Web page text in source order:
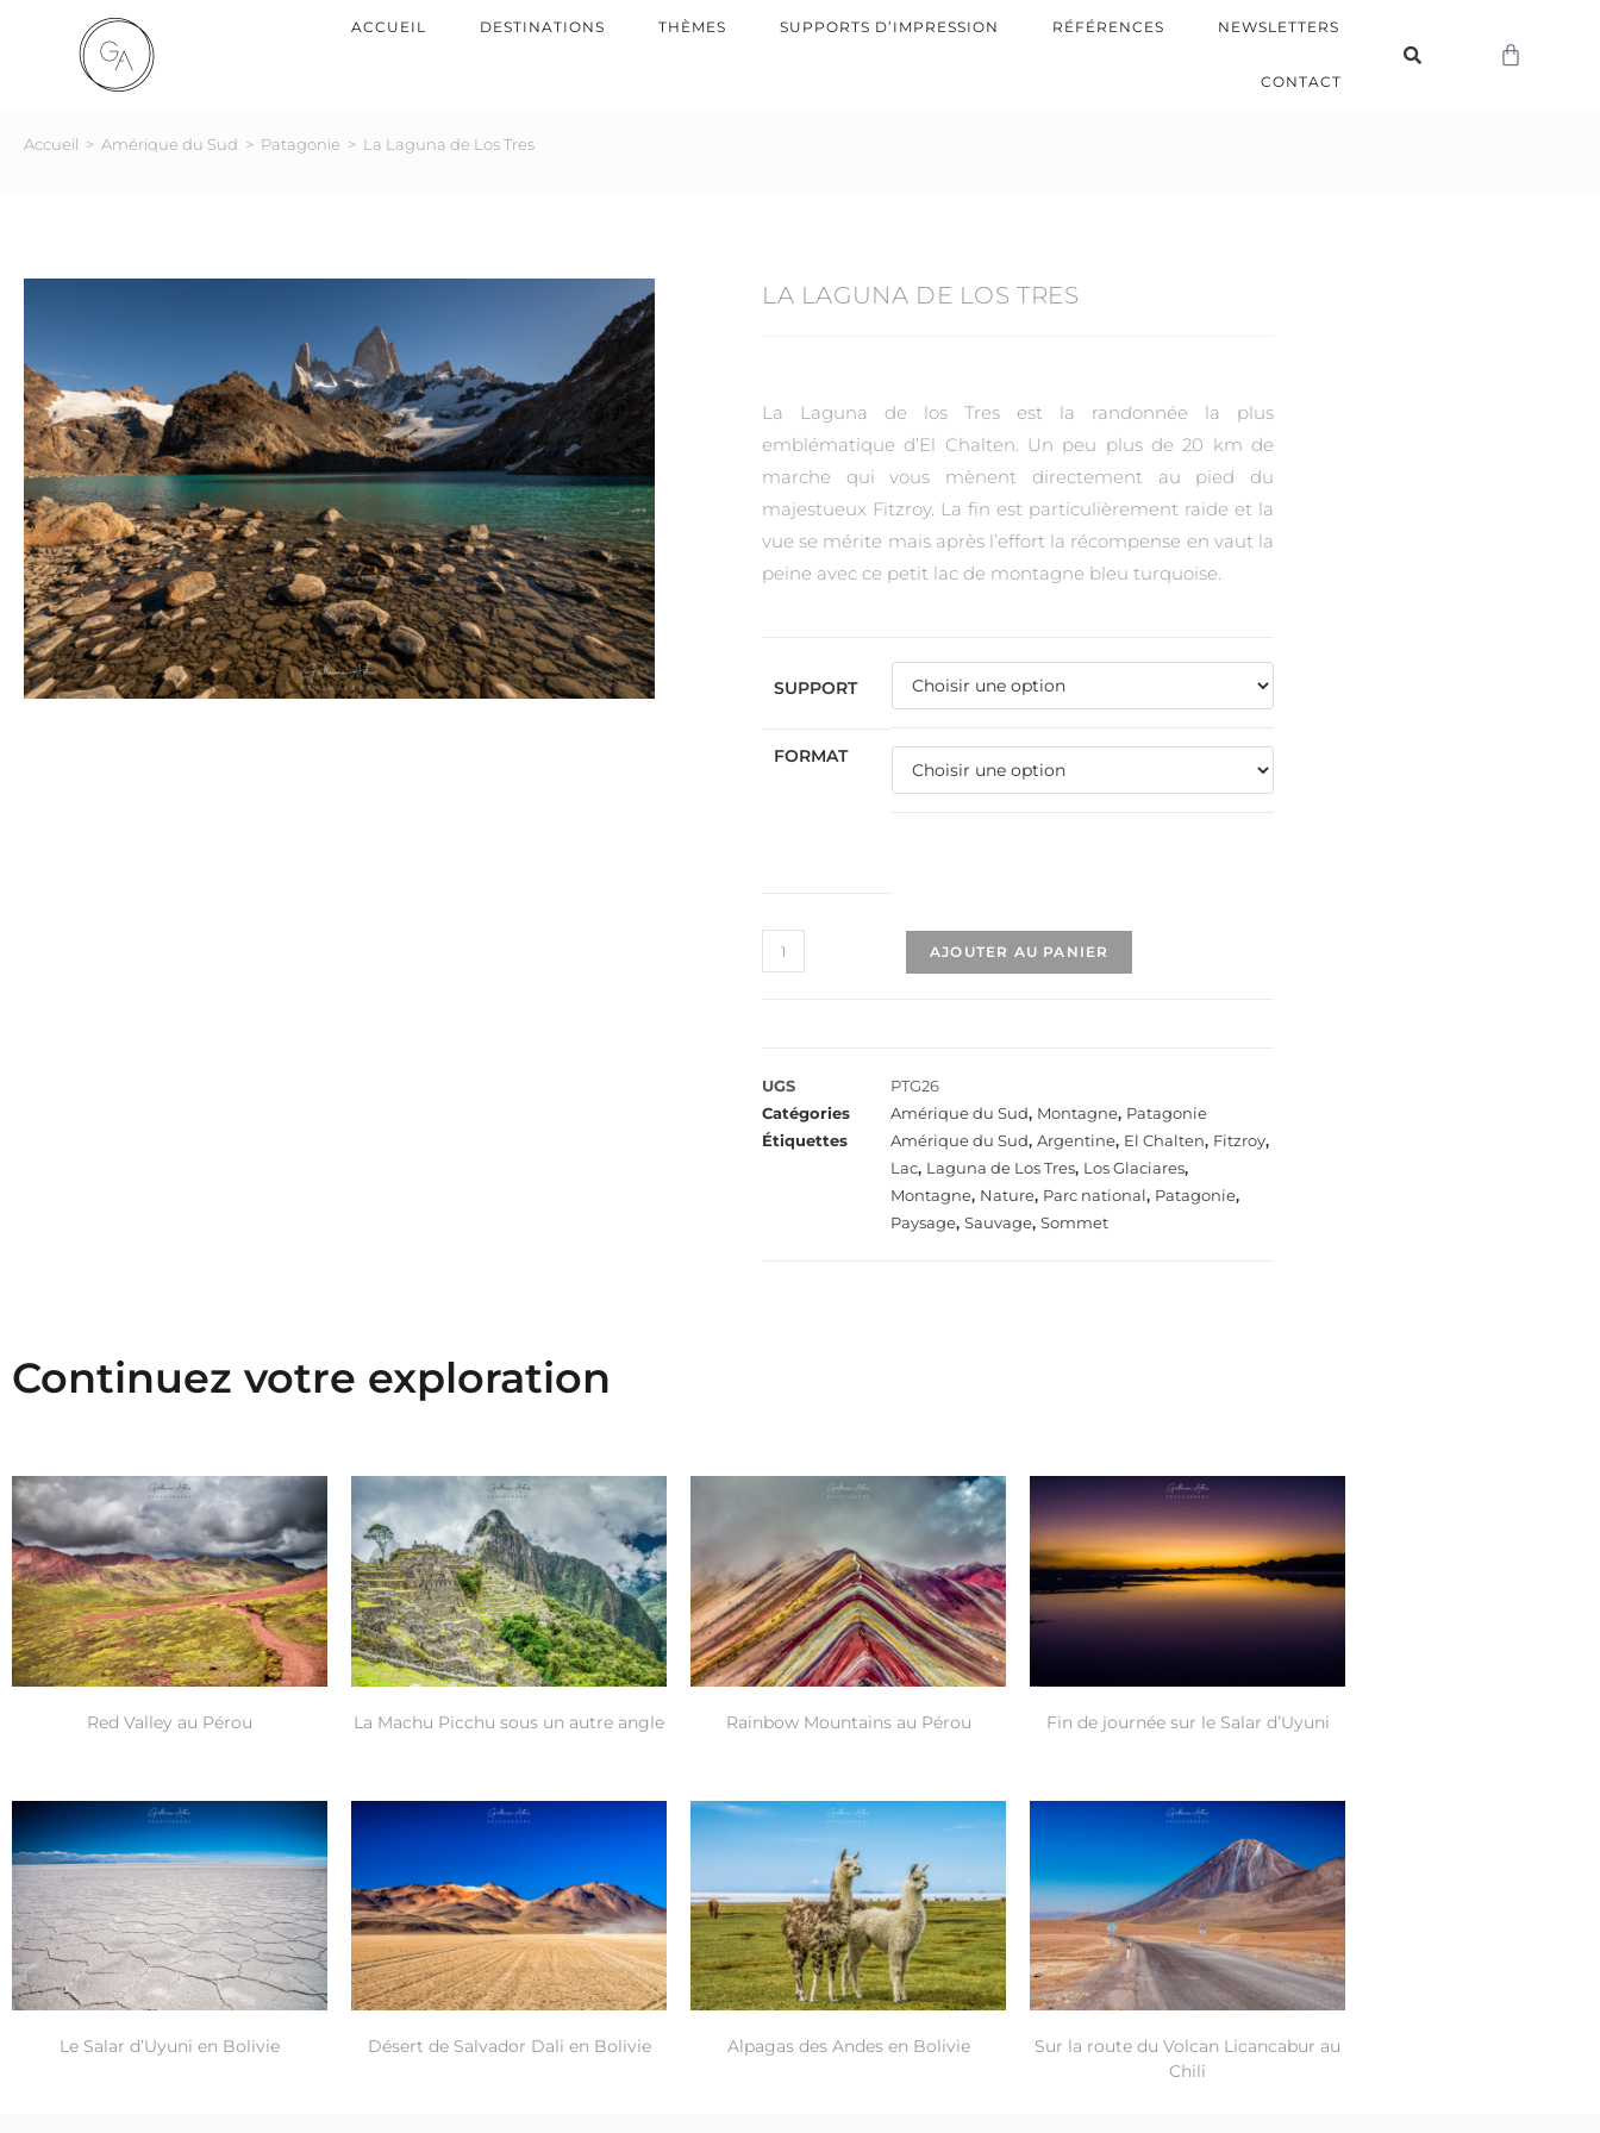
ACCUEIL DESTINATIONS THÈMES SUPPORTS D’IMPRESSION RÉFÉRENCES NEWSLETTERS
CONTACT
Accueil > Amérique du Sud > Patagonie > La Laguna de Los Tres
LA LAGUNA DE LOS TRES
La Laguna de los Tres est la randonnée la plus
emblématique d’El Chalten. Un peu plus de 20 km de
marche qui vous mènent directement au pied du
majestueux Fitzroy. La fin est particulièrement raide et la
vue se mérite mais après l’effort la récompense en vaut la
peine avec ce petit lac de montagne bleu turquoise.
SUPPORT
FORMAT
AJOUTER AU PANIER
UGS
PTG26
Catégories
Amérique du Sud, Montagne, Patagonie
Étiquettes
Amérique du Sud, Argentine, El Chalten, Fitzroy,
Lac, Laguna de Los Tres, Los Glaciares,
Montagne, Nature, Parc national, Patagonie,
Paysage, Sauvage, Sommet
Continuez votre exploration
Red Valley au Pérou La Machu Picchu sous un autre angle Rainbow Mountains au Pérou Fin de journée sur le Salar d’Uyuni
Le Salar d’Uyuni en Bolivie Désert de Salvador Dali en Bolivie Alpagas des Andes en Bolivie
Sur la route du Volcan Licancabur au
Chili